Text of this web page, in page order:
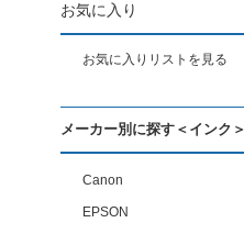
お気に入り
お気に入りリストを見る
メーカー別に探す＜インク＞
Canon
EPSON